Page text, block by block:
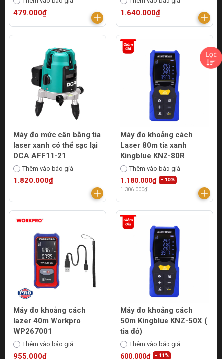
479.000₫ 1.640.000₫
Máy đo mức cân bằng tia
laser xanh có thể sạc lại
DCA AFF11-21
Thêm vào báo giá
1.820.000₫
Máy đo khoảng cách
Laser 80m tia xanh
Kingblue KNZ-80R
Thêm vào báo giá
1.180.000₫
1.306.000₫
- 10%
Máy đo khoảng cách
lazer 40m Workpro
WP267001
Thêm vào báo giá
955.000₫
Máy đo khoảng cách
50m Kingblue KNZ-50X (
tia đỏ)
Thêm vào báo giá
600.000₫ - 11%